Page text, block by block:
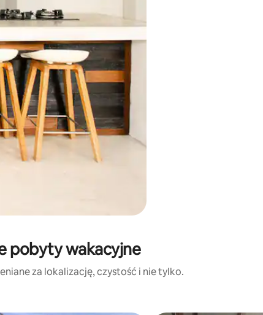
dół lub przeglądać je za pomocą gestów dotykowych lub
pobyty wakacyjne
za lokalizację, czystość i nie tylko.